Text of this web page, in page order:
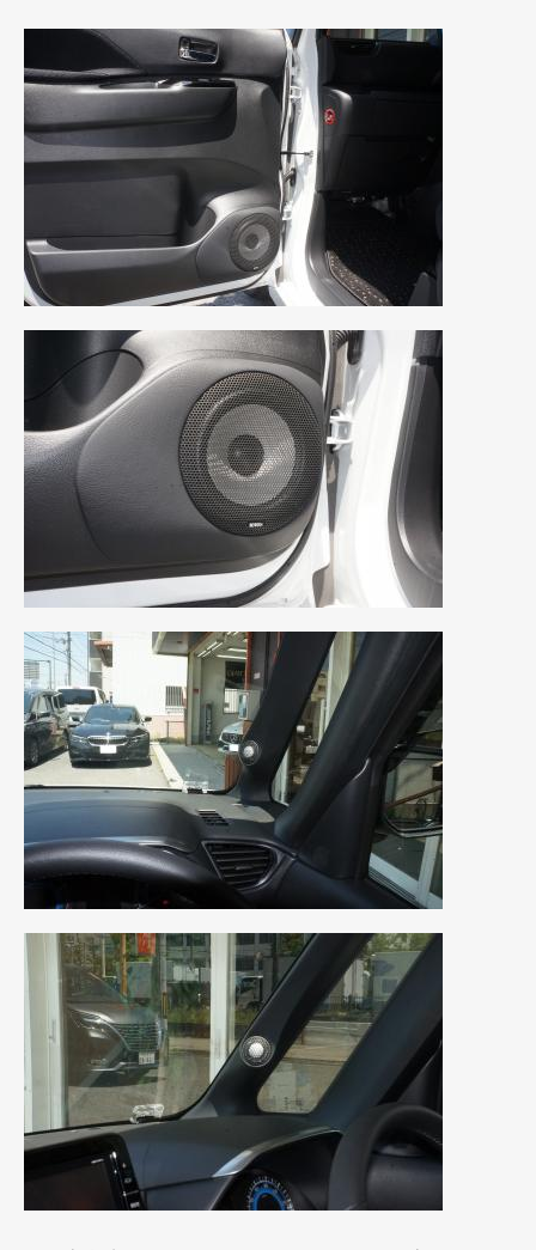
2020年7月(3)
2020年6月(2)
2020年5月(4)
(4)
2020年3月 (4)
(12)
2020年1月(6)
2019年12月(8)
2019年11月(12)
2019年10月(7)
(12)
(10)
2019年7月(17)
2019年6月(16)
2019年5月(21)
2019年4月(6)
2019年3月(1)
2019年2月 (6)
(5)
2018年12月(3)
2018年11月(3)
2018年10月(4)
2018年9月 (8)
2018年8月(6)
2018年7月 (2)
2018年6月(7)